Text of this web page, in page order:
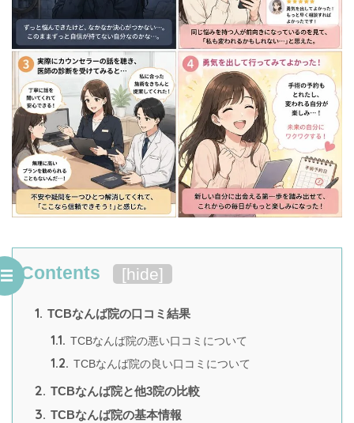
Contents [hide]
1. TCBなんば院の口コミ結果
1.1. TCBなんば院の悪い口コミについて
1.2. TCBなんば院の良い口コミについて
2. TCBなんば院と他3院の比較
3. TCBなんば院の基本情報